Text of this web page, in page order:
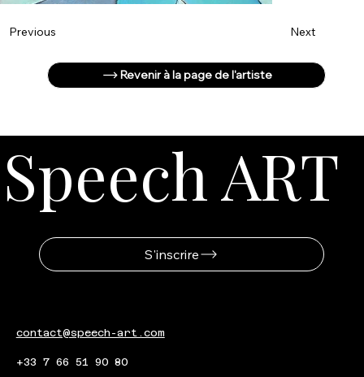
Previous Next
Revenir à la page de l'artiste
Speech ART
contact@speech-art.com
+33 7 66 51 90 80
S'inscrire